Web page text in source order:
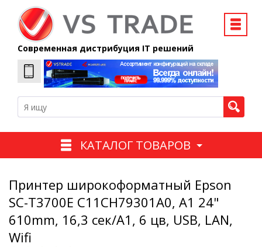
Современная дистрибуция IT решений
КАТАЛОГ ТОВАРОВ
Принтер широкоформатный Epson
SC-T3700E C11CH79301A0, A1 24"
610mm, 16,3 сек/А1, 6 цв, USB, LAN,
Wifi